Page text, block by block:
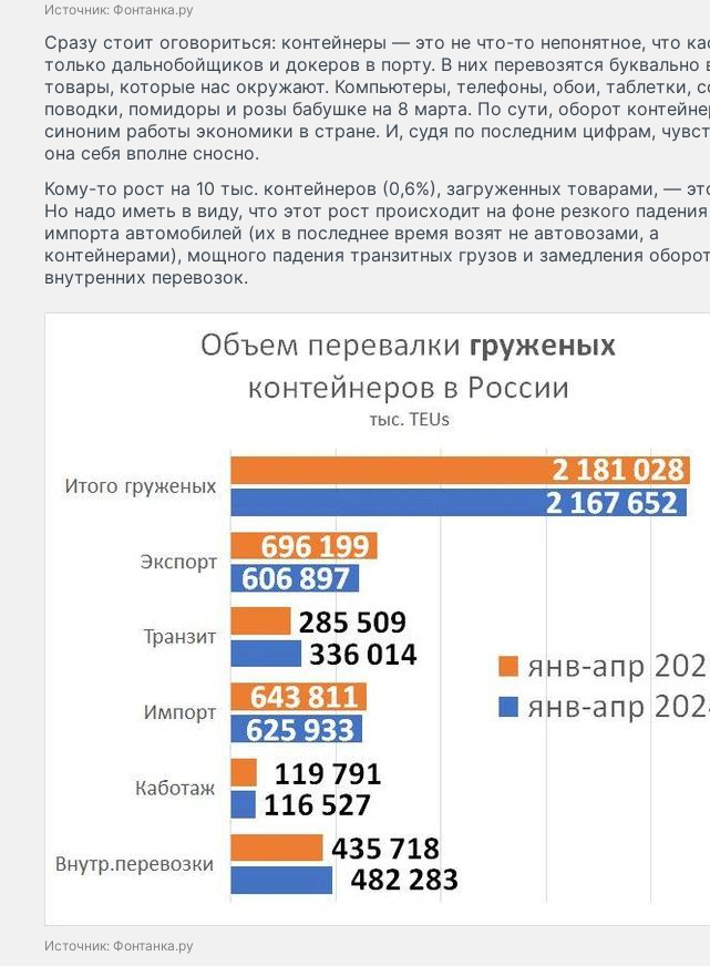
Источник: Фонтанка.ру
Сразу стоит оговориться: контейнеры — это не что-то непонятное, что
только дальнобойщиков и докеров в порту. В них перевозятся буквально
товары, которые нас окружают. Компьютеры, телефоны, обои, таблетки,
поводки, помидоры и розы бабушке на 8 марта. По сути, оборот
синоним работы экономики в стране. И, судя по последним цифрам,
она себя вполне сносно.
Кому-то рост на 10 тыс. контейнеров (0,6%), загруженных товарами, —
Но надо иметь в виду, что этот рост происходит на фоне резкого падения
импорта автомобилей (их в последнее время возят не автовозами, а
контейнерами), мощного падения транзитных грузов и замедления
внутренних перевозок.
Источник: Фонтанка.ру